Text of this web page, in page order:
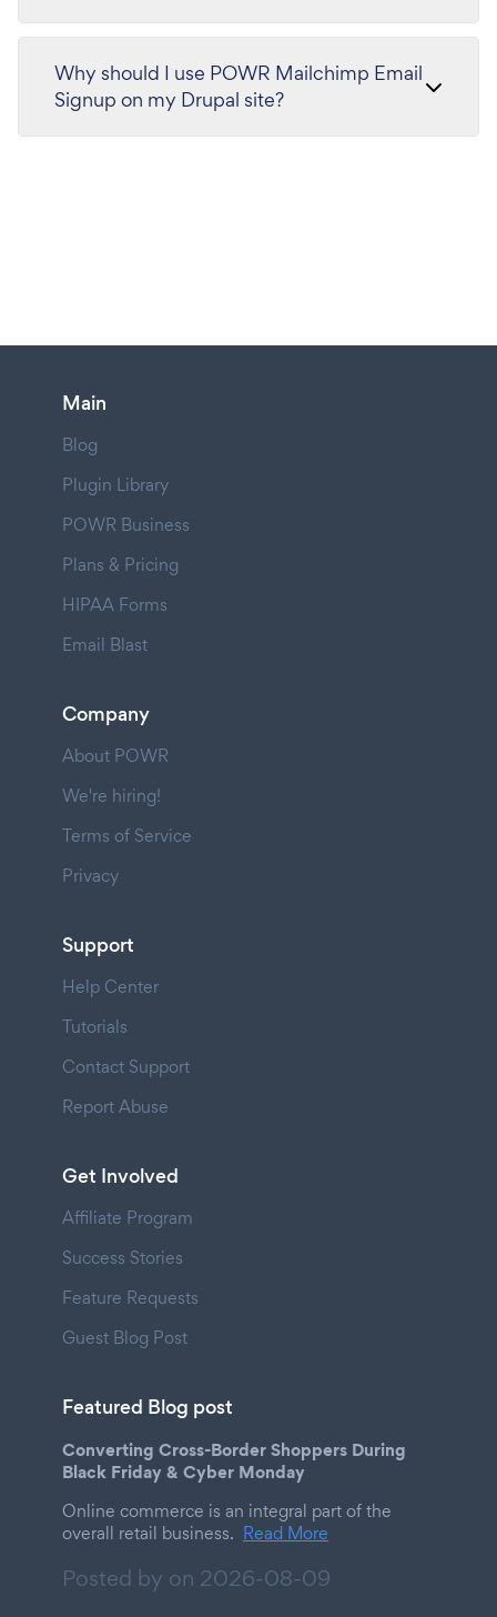
Why should I use POWR Mailchimp Email
Signup on my Drupal site?
Main
Blog
Plugin Library
POWR Business
Plans & Pricing
HIPAA Forms
Email Blast
Company
About POWR
We're hiring!
Terms of Service
Privacy
Support
Help Center
Tutorials
Contact Support
Report Abuse
Get Involved
Affiliate Program
Success Stories
Feature Requests
Guest Blog Post
Featured Blog post
Converting Cross-Border Shoppers During
Black Friday & Cyber Monday
Online commerce is an integral part of the
overall retail business. Read More
Posted by on 2026-08-09